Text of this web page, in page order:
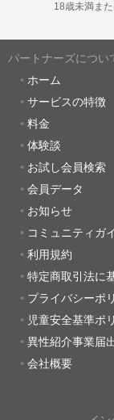
18歳未満ま
パートナーズについ
ホーム
サービスの特徴
料金
体験談
お試し会員検索
会員データ
お知らせ
コミュニティガ
利用規約
特定商取引法に
プライバシーポ
児童安全基準ポ
異性紹介事業届
会社概要